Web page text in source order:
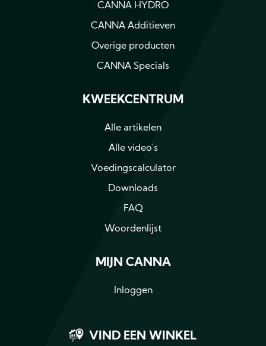
CANNA HYDRO
CANNA Additieven
Overige producten
CANNA Specials
KWEEKCENTRUM
Alle artikelen
Alle video's
Voedingscalculator
Downloads
FAQ
Woordenlijst
MIJN CANNA
Inloggen
VIND EEN WINKEL